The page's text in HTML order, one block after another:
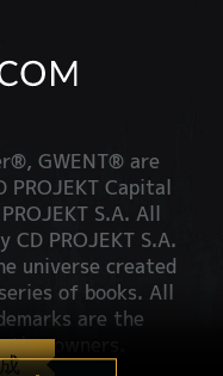
GWENT® are
Capital
S.A. All
PROJEKT S.A.
universe created
of books. All
are the
owners.